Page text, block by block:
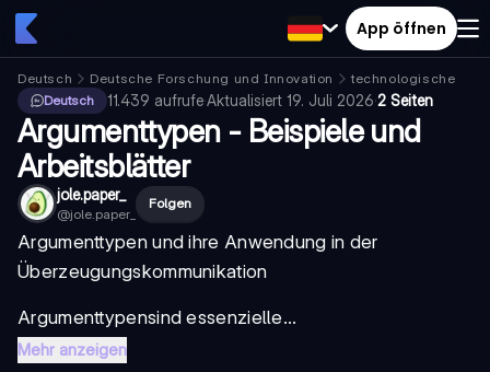
App öffnen
Deutsch Deutsche Forschung und Innovation
technologische
Deutsch
11.439 aufrufe·Aktualisiert 19. Juli 2026·2 Seiten
Argumenttypen - Beispiele und
Arbeitsblätter
jole.paper_
@jole.paper_
Folgen
Argumenttypen und ihre Anwendung in der
Überzeugungskommunikation
Argumenttypensind essenzielle...
Mehr anzeigen